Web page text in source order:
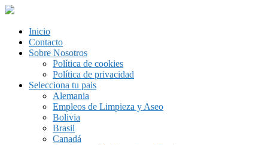
Inicio
Contacto
Sobre Nosotros
Política de cookies
Política de privacidad
Selecciona tu pais
Alemania
Empleos de Limpieza y Aseo
Bolivia
Brasil
Canadá